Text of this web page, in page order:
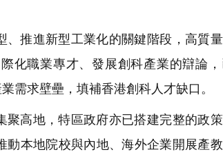
推進新型工業化的關鍵階段，高質
化職業專才、發展創科產業的辯論
求壁壘，填補香港創科人才缺口。
高地，特區政府亦已搭建完整的政
本地院校與內地、海外企業開展產